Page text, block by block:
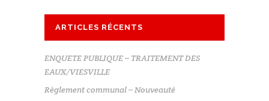
ARTICLES RÉCENTS
ENQUETE PUBLIQUE – TRAITEMENT DES
EAUX/VIESVILLE
Règlement communal – Nouveauté